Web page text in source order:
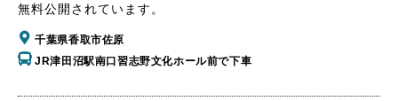
無料公開されています。
千葉県香取市佐原
JR津田沼駅南口習志野文化ホール前で下車